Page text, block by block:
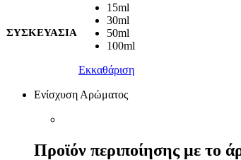
ΣΥΣΚΕΥΑΣΙΑ
15ml
30ml
50ml
100ml
Εκκαθάριση
Ενίσχυση Αρώματος
Προϊόν περιποίησης με το